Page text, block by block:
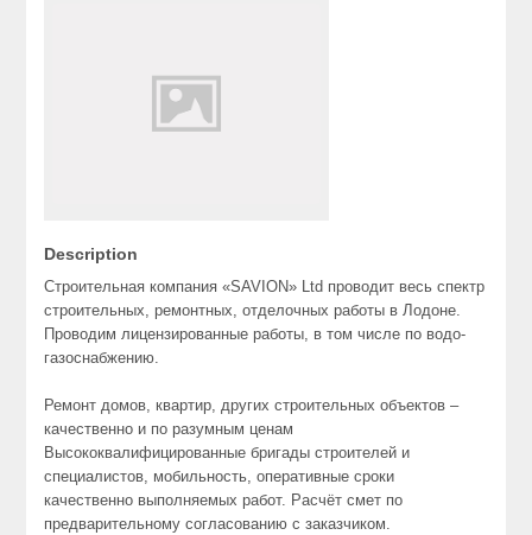
Description
Строительная компания «SAVION» Ltd проводит весь спектр
строительных, ремонтных, отделочных работы в Лодоне.
Проводим лицензированные работы, в том числе по водо-
газоснабжению.
Ремонт домов, квартир, других строительных объектов –
качественно и по разумным ценам
Высококвалифицированные бригады строителей и
специалистов, мобильность, оперативные сроки
качественно выполняемых работ. Расчёт смет по
предварительному согласованию с заказчиком.